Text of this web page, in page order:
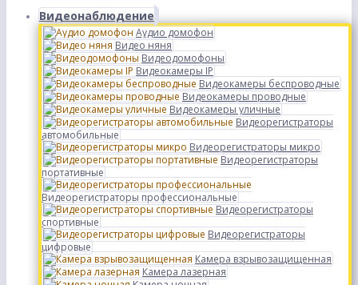
Видеонаблюдение
Аудио домофон
Видео няня
Видеодомофоны
Видеокамеры IP
Видеокамеры беспроводные
Видеокамеры проводные
Видеокамеры уличные
Видеорегистраторы
автомобильные
Видеорегистраторы микро
Видеорегистраторы
портативные
Видеорегистраторы профессиональные
Видеорегистраторы
спортивные
Видеорегистраторы
цифровые
Камера взрывозащищенная
Камера лазерная